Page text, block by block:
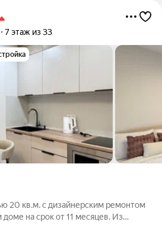
7 этаж из 33
20 кв.м. с дизайнерским ремонтом
на срок от 11 месяцев. Из